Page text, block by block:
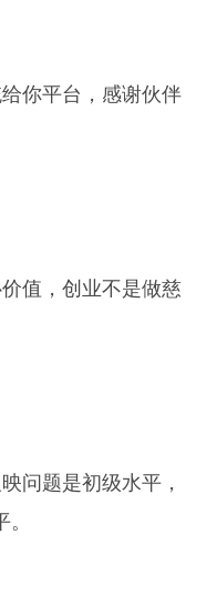
你平台，感谢伙伴
值，创业不是做慈
问题是初级水平，